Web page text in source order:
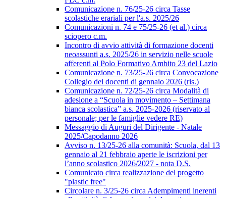
Comunicazione n. 76/25-26 circa Tasse
scolastiche erariali per l'a.s. 2025/26
Comunicazioni n. 74 e 75/25-26 (et al.) circa
sciopero c.m.
Incontro di avvio attività di formazione docenti
neoassunti a.s. 2025/26 in servizio nelle scuole
afferenti al Polo Formativo Ambito 23 del Lazio
Comunicazione n. 73/25-26 circa Convocazione
Collegio dei docenti di gennaio 2026 (ris.)
Comunicazione n. 72/25-26 circa Modalità di
adesione a “Scuola in movimento – Settimana
bianca scolastica” a.s. 2025-2026 (riservato al
personale; per le famiglie vedere RE)
Messaggio di Auguri del Dirigente - Natale
2025/Capodanno 2026
Avviso n. 13/25-26 alla comunità: Scuola, dal 13
gennaio al 21 febbraio aperte le iscrizioni per
l’anno scolastico 2026/2027 - nota D.S.
Comunicato circa realizzazione del progetto
"plastic free"
Circolare n. 3/25-26 circa Adempimenti inerenti